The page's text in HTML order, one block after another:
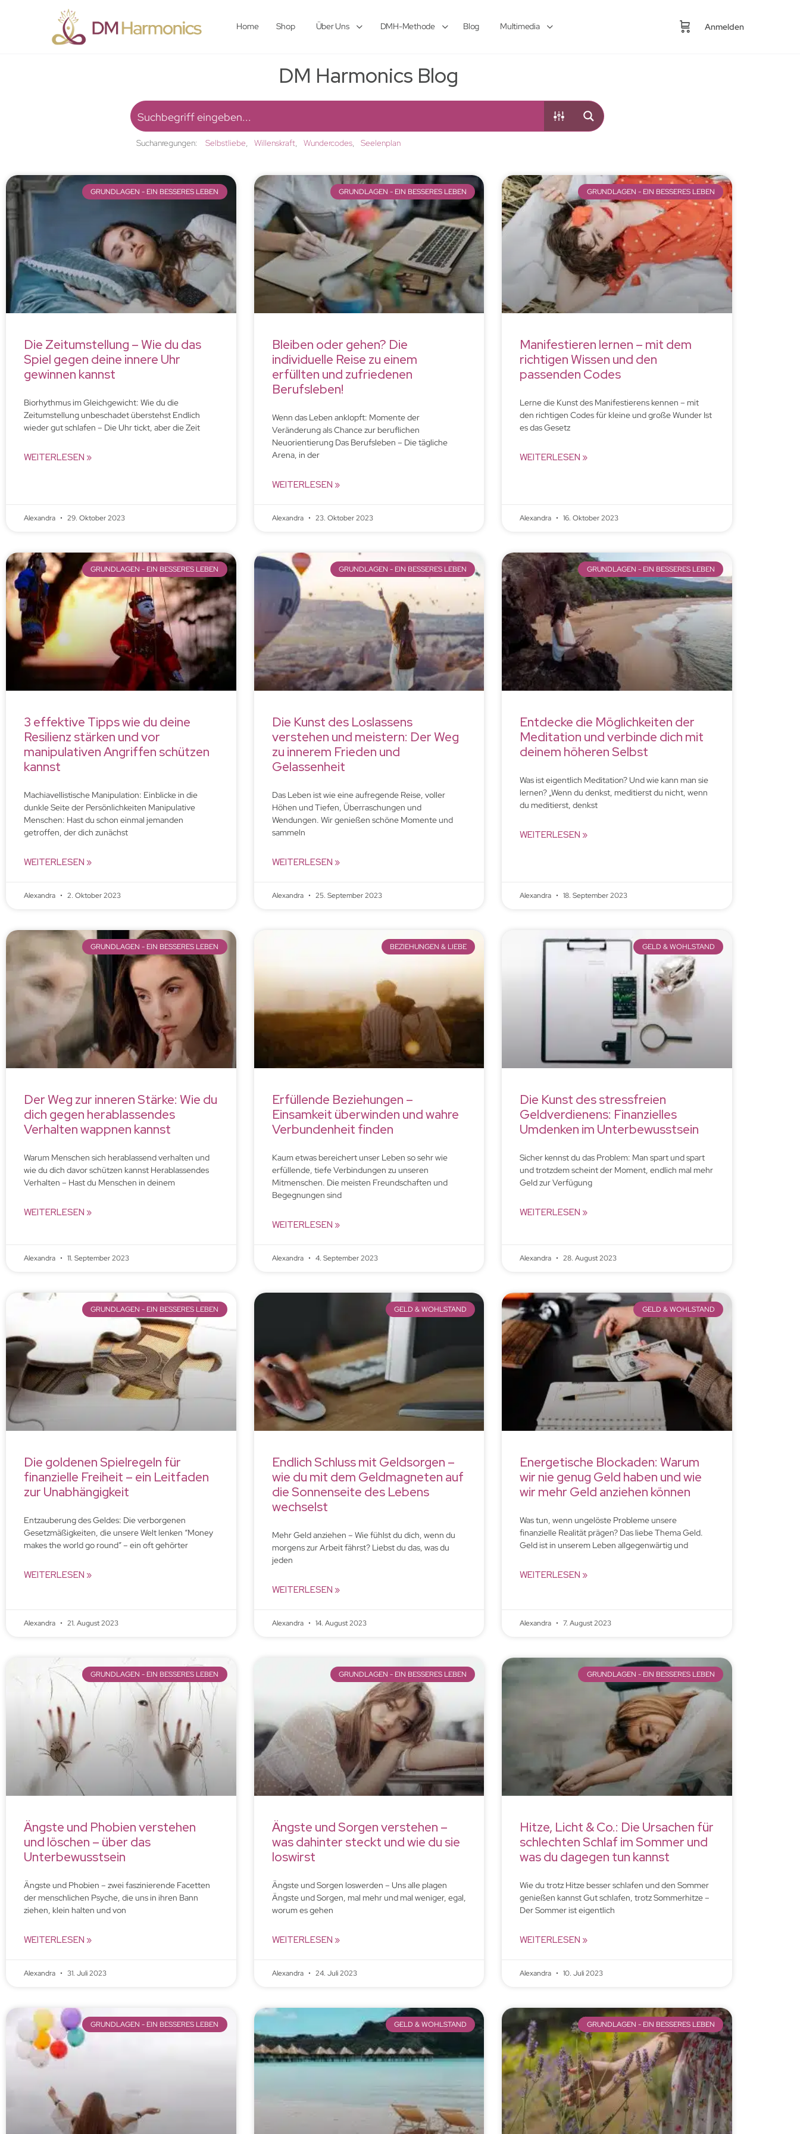
Home Shop Über Uns DMH-Methode Blog Multimedia Anmelden
DM Harmonics Blog
Suchanregungen: Selbstliebe Willenskraft Wundercodes Seelenplan
GRUNDLAGEN - EIN BESSERES LEBEN
Die Zeitumstellung – Wie du das
Spiel gegen deine innere Uhr
gewinnen kannst
Biorhythmus im Gleichgewicht: Wie du die
Zeitumstellung unbeschadet überstehst Endlich
wieder gut schlafen – Die Uhr tickt, aber die Zeit
WEITERLESEN »
Alexandra 29. Oktober 2023
GRUNDLAGEN - EIN BESSERES LEBEN
Bleiben oder gehen? Die
individuelle Reise zu einem
erfüllten und zufriedenen
Berufsleben!
Wenn das Leben anklopft: Momente der
Veränderung als Chance zur beruflichen
Neuorientierung Das Berufsleben – Die tägliche
Arena, in der
WEITERLESEN »
Alexandra 23. Oktober 2023
GRUNDLAGEN - EIN BESSERES LEBEN
Manifestieren lernen – mit dem
richtigen Wissen und den
passenden Codes
Lerne die Kunst des Manifestierens kennen – mit
den richtigen Codes für kleine und große Wunder Ist
es das Gesetz
WEITERLESEN »
Alexandra 16. Oktober 2023
GRUNDLAGEN - EIN BESSERES LEBEN
3 effektive Tipps wie du deine
Resilienz stärken und vor
manipulativen Angriffen schützen
kannst
Machiavellistische Manipulation: Einblicke in die
dunkle Seite der Persönlichkeiten Manipulative
Menschen: Hast du schon einmal jemanden
getroffen, der dich zunächst
WEITERLESEN »
Alexandra 2. Oktober 2023
GRUNDLAGEN - EIN BESSERES LEBEN
Die Kunst des Loslassens
verstehen und meistern: Der Weg
zu innerem Frieden und
Gelassenheit
Das Leben ist wie eine aufregende Reise, voller
Höhen und Tiefen, Überraschungen und
Wendungen. Wir genießen schöne Momente und
sammeln
WEITERLESEN »
Alexandra 25. September 2023
GRUNDLAGEN - EIN BESSERES LEBEN
Entdecke die Möglichkeiten der
Meditation und verbinde dich mit
deinem höheren Selbst
Was ist eigentlich Meditation? Und wie kann man sie
lernen? „Wenn du denkst, meditierst du nicht, wenn
du meditierst, denkst
WEITERLESEN »
Alexandra 18. September 2023
GRUNDLAGEN - EIN BESSERES LEBEN
Der Weg zur inneren Stärke: Wie du
dich gegen herablassendes
Verhalten wappnen kannst
Warum Menschen sich herablassend verhalten und
wie du dich davor schützen kannst Herablassendes
Verhalten – Hast du Menschen in deinem
WEITERLESEN »
Alexandra 11. September 2023
BEZIEHUNGEN & LIEBE
Erfüllende Beziehungen –
Einsamkeit überwinden und wahre
Verbundenheit finden
Kaum etwas bereichert unser Leben so sehr wie
erfüllende, tiefe Verbindungen zu unseren
Mitmenschen. Die meisten Freundschaften und
Begegnungen sind
WEITERLESEN »
Alexandra 4. September 2023
GELD & WOHLSTAND
Die Kunst des stressfreien
Geldverdienens: Finanzielles
Umdenken im Unterbewusstsein
Sicher kennst du das Problem: Man spart und spart
und trotzdem scheint der Moment, endlich mal mehr
Geld zur Verfügung
WEITERLESEN »
Alexandra 28. August 2023
GRUNDLAGEN - EIN BESSERES LEBEN
Die goldenen Spielregeln für
finanzielle Freiheit – ein Leitfaden
zur Unabhängigkeit
Entzauberung des Geldes: Die verborgenen
Gesetzmäßigkeiten, die unsere Welt lenken “Money
makes the world go round” – ein oft gehörter
WEITERLESEN »
Alexandra 21. August 2023
GELD & WOHLSTAND
Endlich Schluss mit Geldsorgen –
wie du mit dem Geldmagneten auf
die Sonnenseite des Lebens
wechselst
Mehr Geld anziehen – Wie fühlst du dich, wenn du
morgens zur Arbeit fährst? Liebst du das, was du
jeden
WEITERLESEN »
Alexandra 14. August 2023
GELD & WOHLSTAND
Energetische Blockaden: Warum
wir nie genug Geld haben und wie
wir mehr Geld anziehen können
Was tun, wenn ungelöste Probleme unsere
finanzielle Realität prägen? Das liebe Thema Geld.
Geld ist in unserem Leben allgegenwärtig und
WEITERLESEN »
Alexandra 7. August 2023
GRUNDLAGEN - EIN BESSERES LEBEN
Ängste und Phobien verstehen
und löschen – über das
Unterbewusstsein
Ängste und Phobien – zwei faszinierende Facetten
der menschlichen Psyche, die uns in ihren Bann
ziehen, klein halten und von
WEITERLESEN »
Alexandra 31. Juli 2023
GRUNDLAGEN - EIN BESSERES LEBEN
Ängste und Sorgen verstehen –
was dahinter steckt und wie du sie
loswirst
Ängste und Sorgen loswerden – Uns alle plagen
Ängste und Sorgen, mal mehr und mal weniger, egal,
worum es gehen
WEITERLESEN »
Alexandra 24. Juli 2023
GRUNDLAGEN - EIN BESSERES LEBEN
Hitze, Licht & Co.: Die Ursachen für
schlechten Schlaf im Sommer und
was du dagegen tun kannst
Wie du trotz Hitze besser schlafen und den Sommer
genießen kannst Gut schlafen, trotz Sommerhitze –
Der Sommer ist eigentlich
WEITERLESEN »
Alexandra 10. Juli 2023
GRUNDLAGEN - EIN BESSERES LEBEN GELD & WOHLSTAND GRUNDLAGEN - EIN BESSERES LEBEN